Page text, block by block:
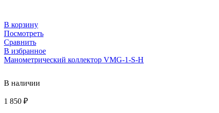
В корзину
Посмотреть
Сравнить
В избранное
Манометрический коллектор VMG-1-S-H
В наличии
1 850 ₽